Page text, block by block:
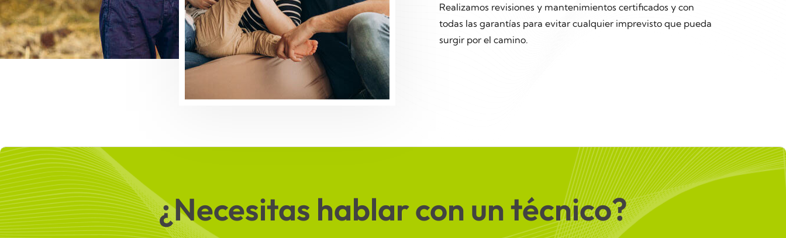
Realizamos revisiones y mantenimientos certificados y con
todas las garantías para evitar cualquier imprevisto que pueda
surgir por el camino.
¿Necesitas hablar con un técnico?